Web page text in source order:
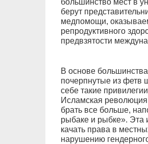
берут
медпомощи,
репродуктивного
предвзятости
В основе
почерпнутые из фетв
себе такие
Исламская
брать все больше,
рыбаке и рыбке». Эта
качать права в
нарушению